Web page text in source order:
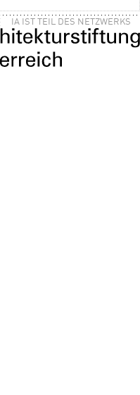
IA IST TEIL DES NETZWERKS